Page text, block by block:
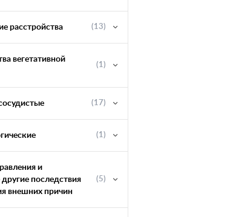
расстройства (13)
вегетативной
(1)
(17)
(1)
и
последствия
внешних причин
(5)